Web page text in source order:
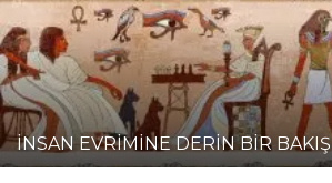
İNSAN EVRİMİNE DERİN BİR BAKIŞ